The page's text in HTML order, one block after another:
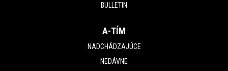
BULLETIN
A-TÍM
NADCHÁDZAJÚCE
NEDÁVNE